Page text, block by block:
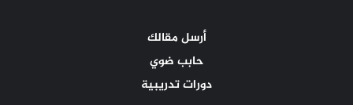
أرسل مقالك
حابب ضوي
دورات تدريبية